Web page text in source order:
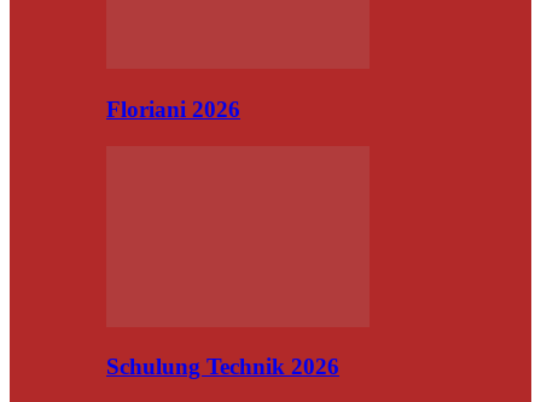
Floriani 2026
Schulung Technik 2026